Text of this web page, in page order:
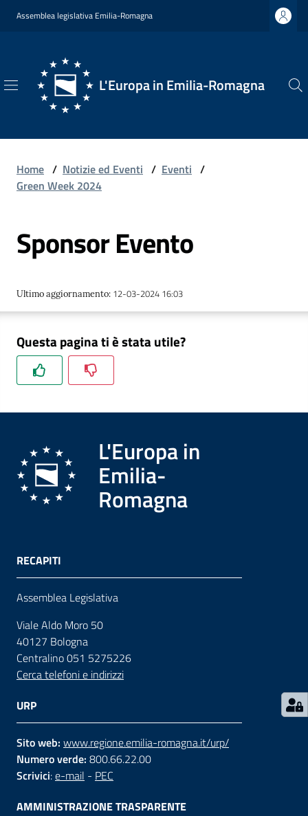
Vai al contenuto
Vai alla navigazione
Vai al footer
Assemblea legislativa Emilia-Romagna
L'Europa in Emilia-Romagna
L'Europa
Romagna
Chi
Siamo
Formazione
Notizie
eventi
Partecipazione
Approfondimenti
Contatti
Seguici
su
Home / Notizie ed Eventi / Eventi /
Green Week 2024
Sponsor Evento
Ultimo aggiornamento: 12-03-2024 16:03
Questa pagina ti è stata utile?
L'Europa in
Emilia-
Romagna
RECAPITI
Assemblea Legislativa
Viale Aldo Moro 50
40127 Bologna
Centralino 051 5275226
Cerca telefoni e indirizzi
URP
Sito web: www.regione.emilia-romagna.it/urp/
Numero verde: 800.66.22.00
Scrivici:e-mail - PEC
AMMINISTRAZIONE TRASPARENTE